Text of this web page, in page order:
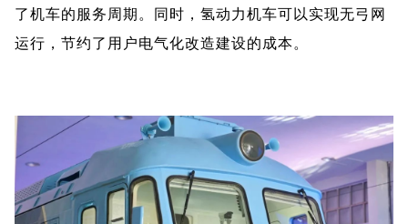
了机车的服务周期。同时，氢动力机车可以实现无弓网
运行，节约了用户电气化改造建设的成本。